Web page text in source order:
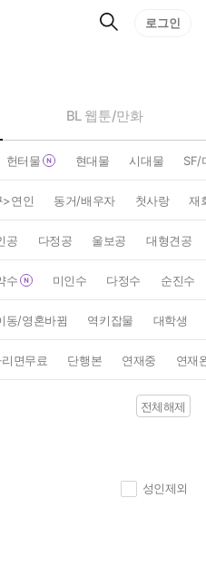
검
로그인
BL 웹툰/만화
헌터물 현대물 시대물 SF/
>연인 동거/배우자 첫사랑 재
공 다정공 울보공 대형견공
수 미인수 다정수 순진수
동/영혼바뀜 역키잡물 대학생
면무료 단행본 연재중 연재
전체해제
성인제외